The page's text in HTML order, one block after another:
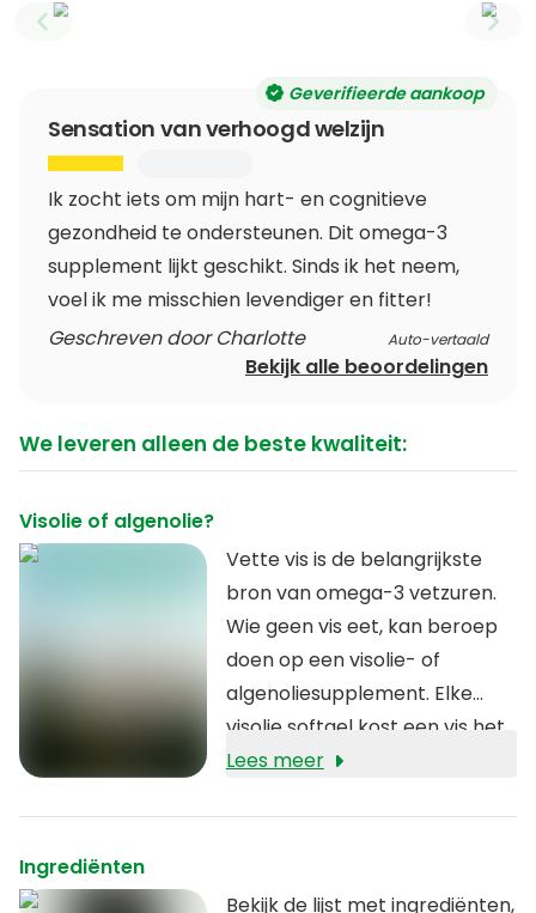
Previous slide
Geverifieerde aankoop
Sensation van verhoogd welzijn
Ik zocht iets om mijn hart- en cognitieve
gezondheid te ondersteunen. Dit omega-3
supplement lijkt geschikt. Sinds ik het neem,
voel ik me misschien levendiger en fitter!
Geschreven door Charlotte
Auto-vertaald
Bekijk alle beoordelingen
We leveren alleen de beste kwaliteit:
Visolie of algenolie?
Vette vis is de belangrijkste
bron van omega-3 vetzuren.
Wie geen vis eet, kan beroep
doen op een visolie- of
algenoliesupplement. Elke
visolie softgel kost een vis het
leven; kies voor
omega-3, net omdat vissen
Lees meer
Ingrediënten
Bekijk de lijst met ingrediënten,